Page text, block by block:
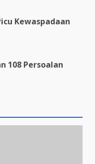
Kewaspadaan
108 Persoalan